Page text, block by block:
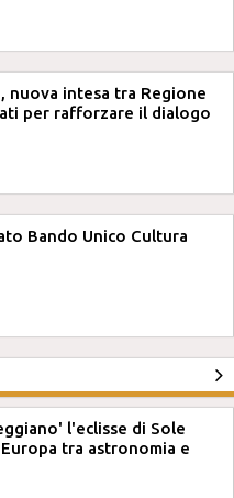
nuova intesa tra Regione
per rafforzare il dialogo
Bando Unico Cultura
l'eclisse di Sole
tra astronomia e